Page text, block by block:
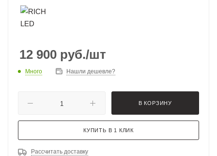
12 900 руб./шт
Много Нашли дешевле?
В КОРЗИНУ
КУПИТЬ В 1 КЛИК
Рассчитать доставку